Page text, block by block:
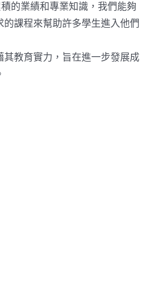
的業績和專業知識，我們能夠
課程來幫助許多學生進入他們
其教育實力，旨在進一步發展成